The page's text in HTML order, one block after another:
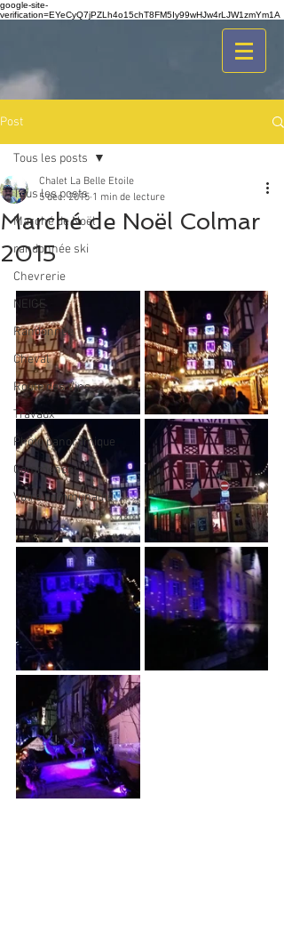
google-site-
verification=EYeCyQ7jPZLh4o15chT8FM5Iy99wHJw4rLJW1zmYm1A
Post
Tous les posts
Marché de Noël
randonnée ski
Chevrerie
NEIGE
Randonnée
Cheval
Route des Vins
Travaux
Photo panoramique
Commencer
Votre communauté
Tous les posts
Marché de Noël Colmar
2015
Chalet La Belle Etoile
5 déc. 2015 1 min de lecture